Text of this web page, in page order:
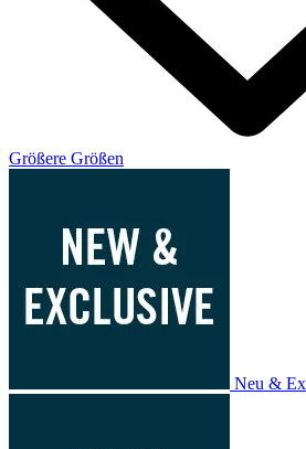
Größere Größen
Neu &